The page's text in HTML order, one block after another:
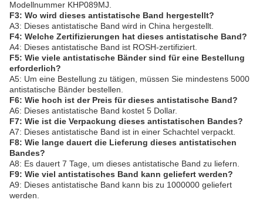
Modellnummer KHP089MJ.
F3: Wo wird dieses antistatische Band hergestellt?
A3: Dieses antistatische Band wird in China hergestellt.
F4: Welche Zertifizierungen hat dieses antistatische Band?
A4: Dieses antistatische Band ist ROSH-zertifiziert.
F5: Wie viele antistatische Bänder sind für eine Bestellung
erforderlich?
A5: Um eine Bestellung zu tätigen, müssen Sie mindestens 5000
antistatische Bänder bestellen.
F6: Wie hoch ist der Preis für dieses antistatische Band?
A6: Dieses antistatische Band kostet 5 Dollar.
F7: Wie ist die Verpackung dieses antistatischen Bandes?
A7: Dieses antistatische Band ist in einer Schachtel verpackt.
F8: Wie lange dauert die Lieferung dieses antistatischen
Bandes?
A8: Es dauert 7 Tage, um dieses antistatische Band zu liefern.
F9: Wie viel antistatisches Band kann geliefert werden?
A9: Dieses antistatische Band kann bis zu 1000000 geliefert
werden.